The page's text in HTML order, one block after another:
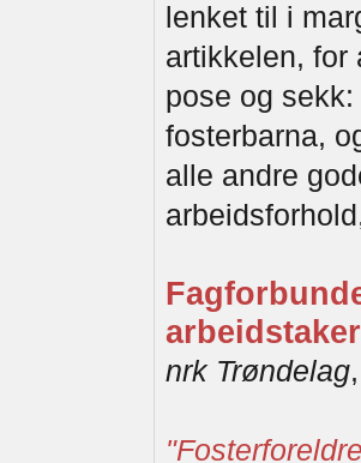
lenket til i
artikkelen, for
pose og
fosterbarna,
alle andre
nrk Trøndelag